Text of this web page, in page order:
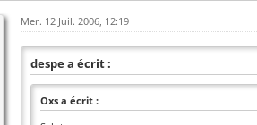
Mer. 12 Juil. 2006, 12:19
despe a écrit :
Oxs a écrit :